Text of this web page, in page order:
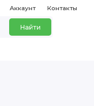
Аккаунт Контакты
Найти